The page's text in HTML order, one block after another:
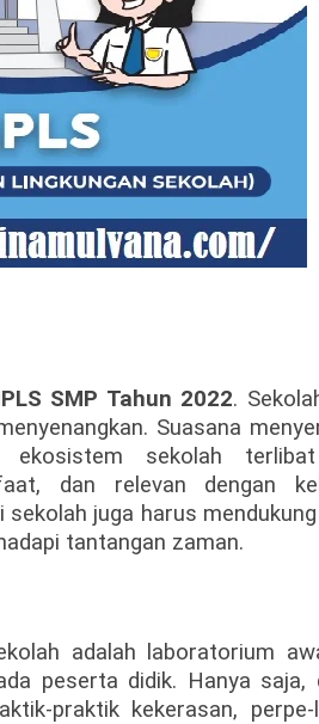
SMP Tahun 2022.
Suasana
ekosistem sekolah
dan relevan dengan
juga harus
tantangan zaman.
adalah laboratorium
peserta didik. Hanya saja,
praktik kekerasan, perpe-